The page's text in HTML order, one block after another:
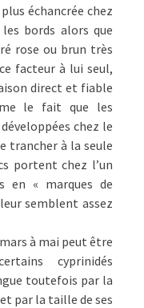
échancrée chez
bords alors que
rose ou brun très
facteur à lui seul,
direct et fiable
le fait que les
chez le
trancher à la seule
portent chez l’un
en « marques de
semblent assez
à mai peut être
cyprinidés
toutefois par la
par la taille de ses